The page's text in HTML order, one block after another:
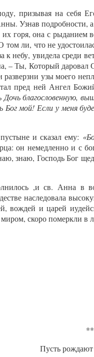
призывая на себя
Узнав подробности,
горя, она с
ли, что не
небу, увидела среди
– Ты, Который
узы моего
пред ней Ангел
благословенную,
Бог мой! Если у меня
и сказал ему:
он немедленно и
знаю, Господь Бог
,и св. Анна в
наследовала
вождей и царей
скоро померкли
Пусть